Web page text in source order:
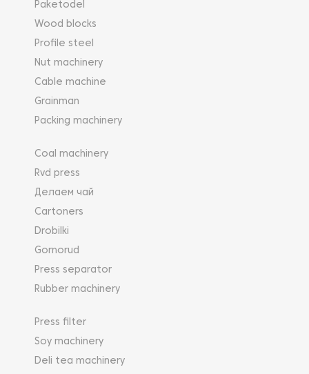
Paketodel
Wood blocks
Profile steel
Nut machinery
Cable machine
Grainman
Packing machinery
Coal machinery
Rvd press
Делаем чай
Cartoners
Drobilki
Gornorud
Press separator
Rubber machinery
Press filter
Soy machinery
Deli tea machinery